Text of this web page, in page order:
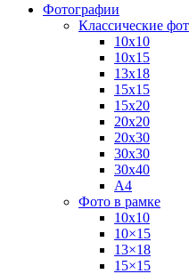
Фотографии
Классические
10х10
10х15
13х18
15х15
15х20
20х20
20х30
30х30
30х40
А4
Фото в рамке
10х10
10×15
13×18
15×15